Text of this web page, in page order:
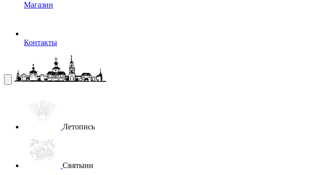
Магазин
Контакты
Летопись
Святыни